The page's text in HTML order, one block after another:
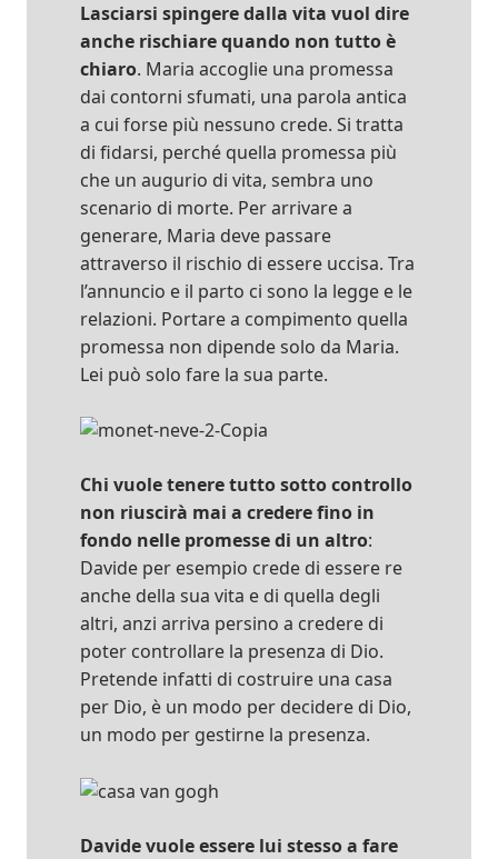
Lasciarsi spingere dalla vita vuol dire
anche rischiare quando non tutto è
chiaro. Maria accoglie una promessa
dai contorni sfumati, una parola antica
a cui forse più nessuno crede. Si tratta
di fidarsi, perché quella promessa più
che un augurio di vita, sembra uno
scenario di morte. Per arrivare a
generare, Maria deve passare
attraverso il rischio di essere uccisa. Tra
l’annuncio e il parto ci sono la legge e le
relazioni. Portare a compimento quella
promessa non dipende solo da Maria.
Lei può solo fare la sua parte.
Chi vuole tenere tutto sotto controllo
non riuscirà mai a credere fino in
fondo nelle promesse di un altro:
Davide per esempio crede di essere re
anche della sua vita e di quella degli
altri, anzi arriva persino a credere di
poter controllare la presenza di Dio.
Pretende infatti di costruire una casa
per Dio, è un modo per decidere di Dio,
un modo per gestirne la presenza.
Davide vuole essere lui stesso a fare